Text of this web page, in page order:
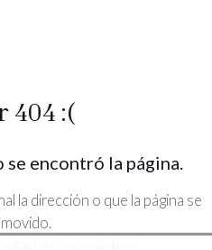
404 :(
se encontró la página.
la dirección o que la página se
movido.